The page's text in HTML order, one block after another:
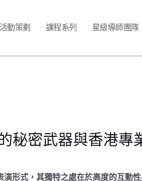
動策劃 課程系列 星級導師團隊
秘密武器與香港專
形式，其獨特之處在於高度的互動